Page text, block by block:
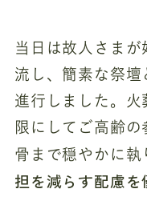
当日は故人さまが
流し、簡素な祭壇
進行しました。火
限にしてご高齢
骨まで穏やかに
担を減らす配慮を